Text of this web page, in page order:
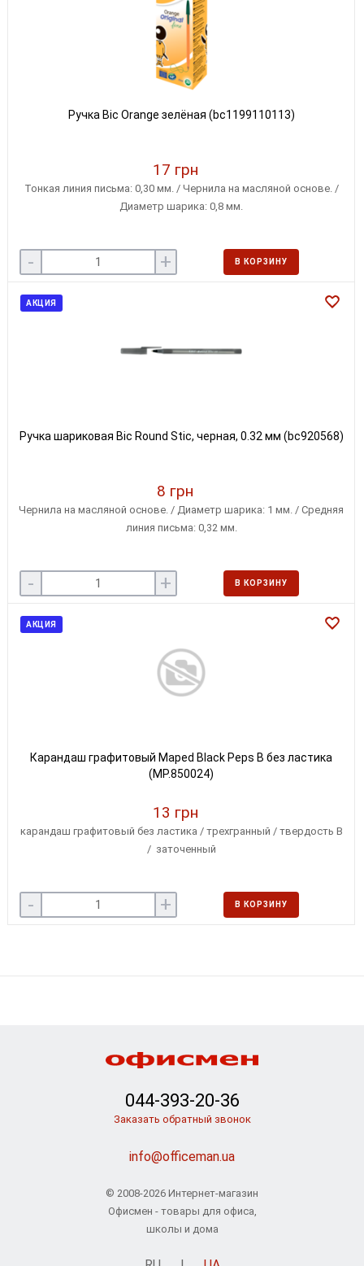
Ручка Bic Orange зелёная (bc1199110113)
17 грн
Тонкая линия письма: 0,30 мм. / Чернила на масляной основе. /
Диаметр шарика: 0,8 мм.
- + В КОРЗИНУ
АКЦИЯ
Ручка шариковая Bic Round Stic, черная, 0.32 мм (bc920568)
8 грн
Чернила на масляной основе. / Диаметр шарика: 1 мм. / Средняя
линия письма: 0,32 мм.
- + В КОРЗИНУ
АКЦИЯ
Карандаш графитовый Maped Black Peps B без ластика
(MP.850024)
13 грн
карандаш графитовый без ластика / трехгранный / твердость В
/ заточенный
- + В КОРЗИНУ
044-393-20-36
Заказать обратный звонок
info@officeman.ua
© 2008-2026 Интернет-магазин
Офисмен - товары для офиса,
школы и дома